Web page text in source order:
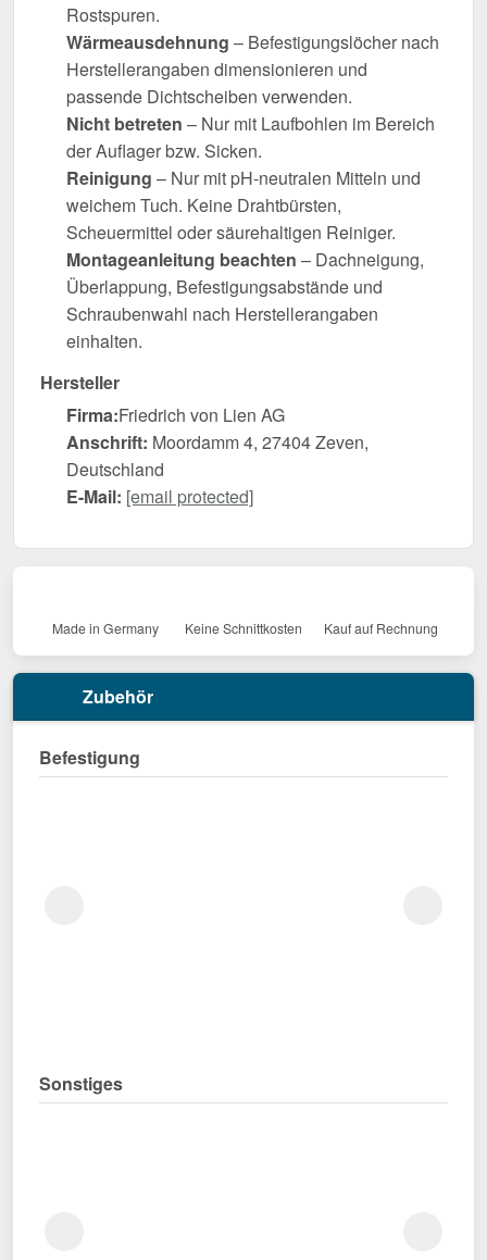
Rostspuren.
Wärmeausdehnung – Befestigungslöcher nach
Herstellerangaben dimensionieren und
passende Dichtscheiben verwenden.
Nicht betreten – Nur mit Laufbohlen im Bereich
der Auflager bzw. Sicken.
Reinigung – Nur mit pH-neutralen Mitteln und
weichem Tuch. Keine Drahtbürsten,
Scheuermittel oder säurehaltigen Reiniger.
Montageanleitung beachten – Dachneigung,
Überlappung, Befestigungsabstände und
Schraubenwahl nach Herstellerangaben
einhalten.
Hersteller
Firma:Friedrich von Lien AG
Anschrift: Moordamm 4, 27404 Zeven,
Deutschland
E-Mail: [email protected]
Made in Germany Keine Schnittkosten Kauf auf Rechnung
Zubehör
Befestigung
Sonstiges